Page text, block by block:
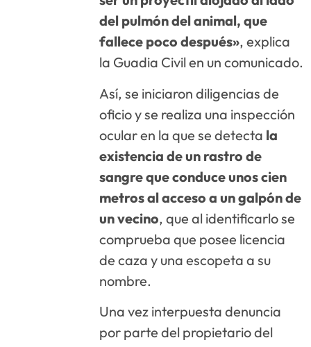
del pulmón del animal, que
fallece poco después», explica
la Guadia Civil en un comunicado.
Así, se iniciaron diligencias de
oficio y se realiza una inspección
ocular en la que se detecta la
existencia de un rastro de
sangre que conduce unos cien
metros al acceso a un galpón de
un vecino, que al identificarlo se
comprueba que posee licencia
de caza y una escopeta a su
nombre.
Una vez interpuesta denuncia
por parte del propietario del